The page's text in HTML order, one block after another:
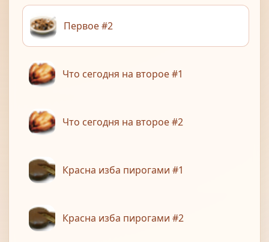
Первое #2
Что сегодня на второе #1
Что сегодня на второе #2
Красна изба пирогами #1
Красна изба пирогами #2